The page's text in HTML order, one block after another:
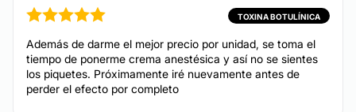
Transferencia Bancaria
Efectivo
Mercado Pago
Blefaroplastia sin cirugía
Lipólisis
Desde $ 2,000 hasta $ 8,000
Hialuronidasa
Hiperhidrosis
TOXINA BOTULÍNICA
Además de darme el mejor precio por unidad, se toma el
tiempo de ponerme crema anestésica y así no se sientes
los piquetes. Próximamente iré nuevamente antes de
perder el efecto por completo